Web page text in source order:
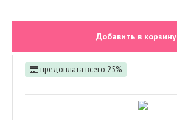
Добавить в корзину
предоплата всего 25%